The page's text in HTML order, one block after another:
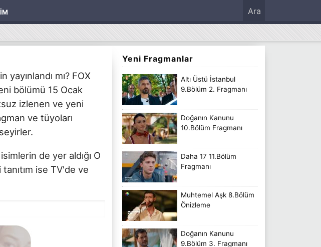
Ara
mı? FOX
bölümü 15 Ocak
izlenen ve yeni
ve tüyoları
de yer aldığı O
ise TV'de ve
Yeni Fragmanlar
Altı Üstü İstanbul
9.Bölüm 2. Fragmanı
Doğanın Kanunu
10.Bölüm Fragmanı
Daha 17 11.Bölüm
Fragmanı
Muhtemel Aşk 8.Bölüm
Önizleme
Doğanın Kanunu
9.Bölüm 3. Fragmanı